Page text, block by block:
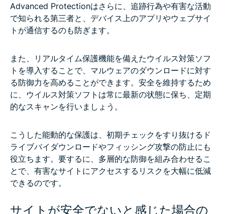
Advanced Protectionはさらに、追跡行為や有害な活動
で知られる第三者と、デバイス上のアプリやウェブサイ
トが通信するのも防ぎます。
また、リアルタイム保護機能を備えたウイルス対策ソフ
トを導入することで、マルウェアのダウンロードに対す
る防御力を高めることができます。安全を維持するため
に、ウイルス対策ソフトは常に最新の状態に保ち、定期
的なスキャンを行いましょう。
こうした能動的な保護は、初期チェックをすり抜けるド
ライブバイダウンロードやフィッシング攻撃の防止にも
役立ちます。要するに、多層的な防御を組み合わせるこ
とで、有害なサイトにアクセスするリスクを大幅に低減
できるのです。
サイトが安全でないと感じた場合の